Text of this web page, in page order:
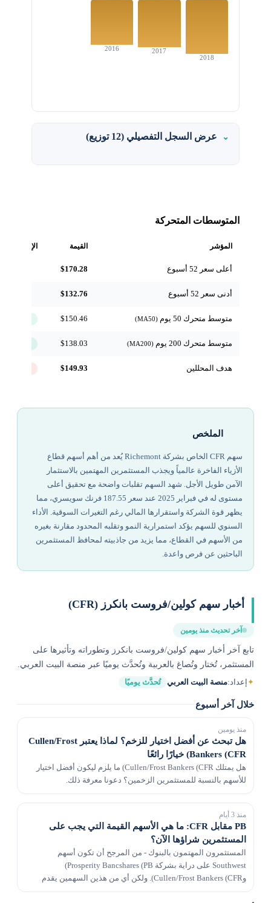
2018
2017
2016
عرض السجل التفصيلي (12 توزيع)
المتوسطات المتحركة
المؤشر القيمة الإشارة
أعلى سعر 52 أسبوع $170.28
أدنى سعر 52 أسبوع $132.76
متوسط متحرك 50 يوم $150.46
متوسط متحرك 200 يوم $138.03
هدف المحللين $149.93
الملخص
سهم CFR الخاص بشركة Richemont يُعد من أهم أسهم قطاع
الأزياء الفاخرة عالمياً ويجذب المستثمرين المهتمين بالاستثمار
الآمن طويل الأجل. شهد السهم تقلبات واضحة مع تحقيق أعلى
مستوى له في فبراير 2025 عند سعر 187.55 فرنك سويسري، مما
يظهر قوة الشركة واستقرارها المالي رغم التغيرات السوقية. الأداء
السنوي للسهم يؤكد استمرارية النمو وتقلبه المحدود مقارنة بغيره
من الأسهم في القطاع، مما يزيد من جاذبيته لمحافظ المستثمرين
الباحثين عن فرص واعدة.
أخبار سهم كولين/فروست بانكرز (CFR)
آخر تحديث منذ يومين
تابع آخر أخبار سهم كولين/فروست بانكرز وتطوراته وتأثيرها على
المستثمر، تُختار وتُصاغ بالعربية وتُحدَّث يوميًا عبر منصة البيت العربي.
✦إعداد: منصة البيت العربي تُحدَّث يوميًا
خلال آخر أسبوع
منذ يومين
هل تبحث عن أفضل اختيار للزخم؟ لماذا يعتبر Cullen/Frost
Bankers (CFR) خيارًا رائعًا
هل يمتلك Cullen/Frost Bankers (CFR) ما يلزم ليكون أفضل اختيار
للأسهم بالنسبة للمستثمرين الزخمين؟ دعونا معرفة ذلك.
منذ 3 أيام
PB مقابل CFR: ما هي الأسهم القيمة التي يجب على
المستثمرين شراؤها الآن؟
المستثمرون المهتمون بالبنوك - من المرجح أن تكون أسهم
Southwest على دراية بشركة Prosperity Bancshares (PB)
وCullen/Frost Bankers (CFR). ولكن أي من هذين السهمين يقدم